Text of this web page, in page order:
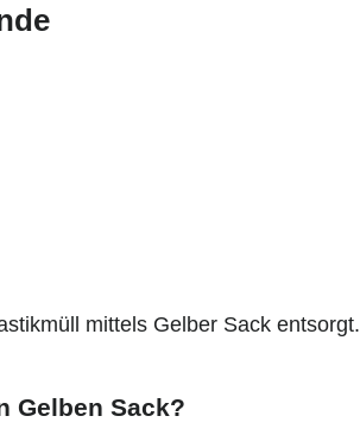
mittels Gelber Sack entsorgt.
Gelben Sack?